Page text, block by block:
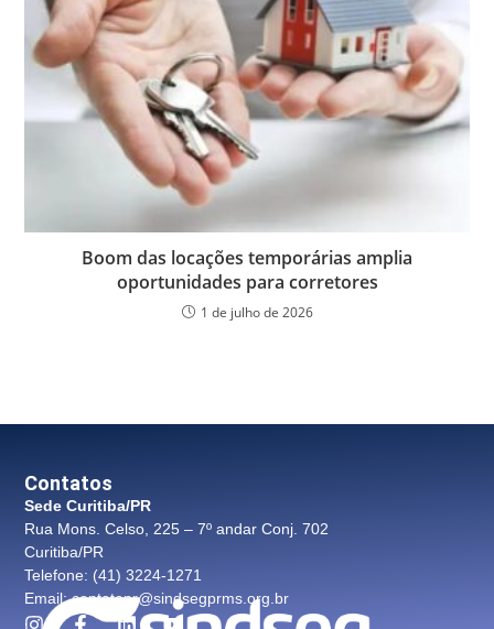
Boom das locações temporárias amplia
oportunidades para corretores
1 de julho de 2026
Contatos
Sede Curitiba/PR
Rua Mons. Celso, 225 – 7º andar Conj. 702
Curitiba/PR
Telefone: (41) 3224-1271
Email: contatopr@sindsegprms.org.br